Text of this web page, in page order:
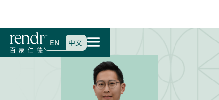
EN 中文
首頁>尋找醫生>何緯賢 護理醫師